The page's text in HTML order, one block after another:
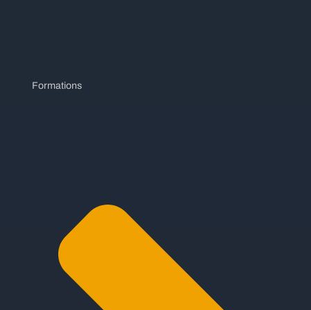
Formations